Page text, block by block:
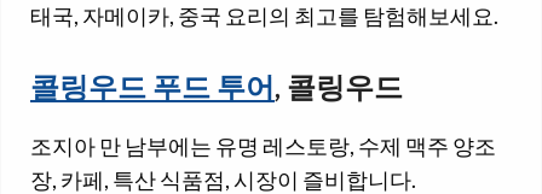
태국, 자메이카, 중국 요리의 최고를 탐험해보세요.
콜링우드 푸드 투어, 콜링우드
조지아 만 남부에는 유명 레스토랑, 수제 맥주 양조
장, 카페, 특산 식품점, 시장이 즐비합니다.